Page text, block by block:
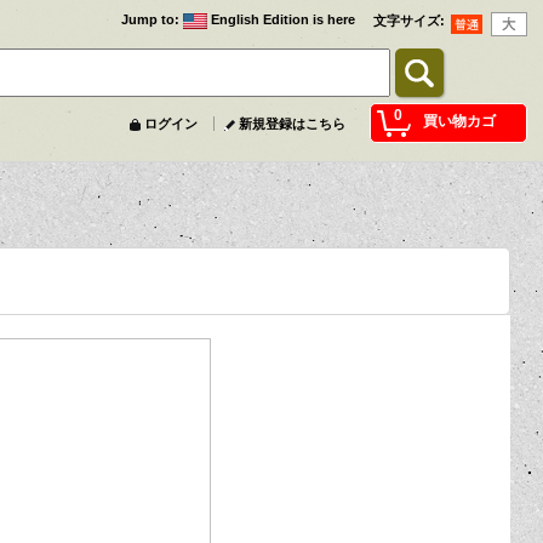
文字サイズ:
Jump to: English Edition is here
0 買い物カゴ
ログイン 新規登録はこちら